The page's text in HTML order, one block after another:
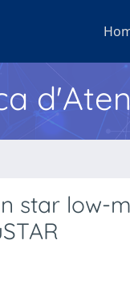
star low-